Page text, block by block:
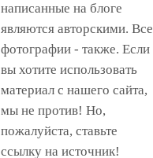
написанные на блоге
являются авторскими. Все
фотографии - также. Если
вы хотите использовать
материал с нашего сайта,
мы не против! Но,
пожалуйста, ставьте
ссылку на источник!